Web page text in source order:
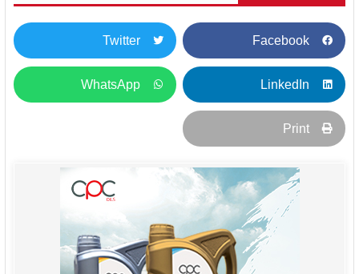
Facebook
Twitter
LinkedIn
WhatsApp
Print